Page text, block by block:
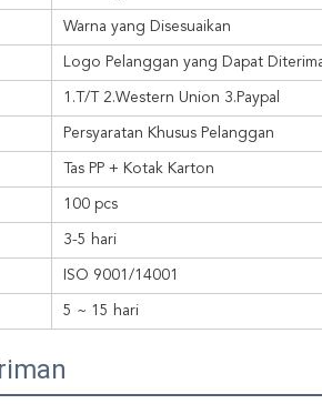
Warna yang Disesuaikan
Logo Pelanggan yang Dapat
1.T/T 2.Western Union 3.Paypal
Persyaratan Khusus Pelanggan
Tas PP + Kotak Karton
100 pcs
3-5 hari
ISO 9001/14001
5 ~ 15 hari